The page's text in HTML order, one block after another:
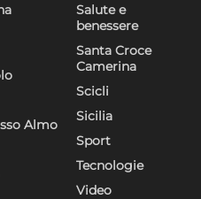
Almo
Salute e
benessere
Santa Croce
Camerina
Scicli
Sicilia
Sport
Tecnologie
Video